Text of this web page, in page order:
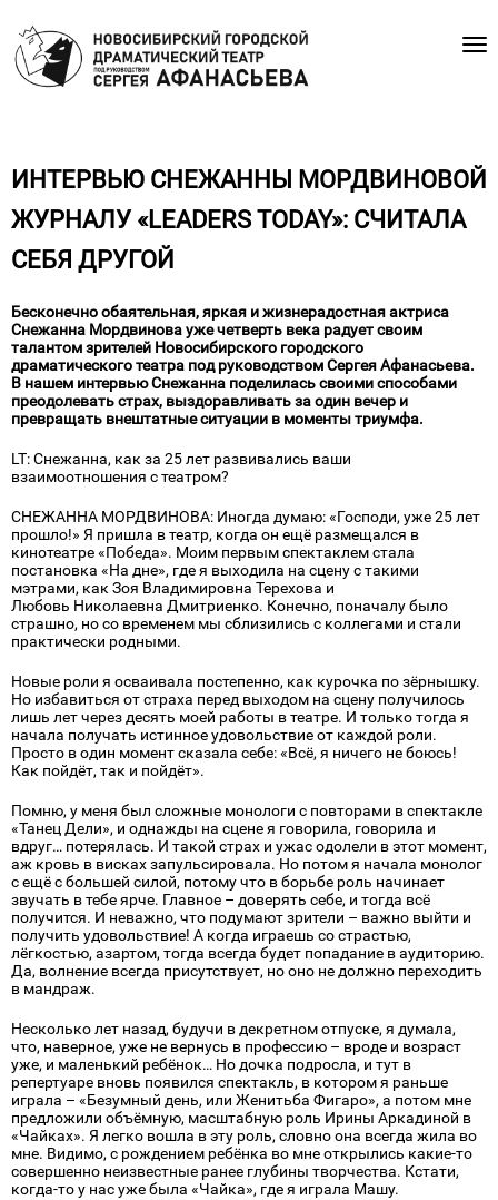
ИНТЕРВЬЮ СНЕЖАННЫ МОРДВИНОВОЙ
ЖУРНАЛУ «LEADERS TODAY»: СЧИТАЛА
СЕБЯ ДРУГОЙ
Бесконечно обаятельная, яркая и жизнерадостная актриса
Снежанна Мордвинова уже четверть века радует своим
талантом зрителей Новосибирского городского
драматического театра под руководством Сергея Афанасьева.
В нашем интервью Снежанна поделилась своими способами
преодолевать страх, выздоравливать за один вечер и
превращать внештатные ситуации в моменты триумфа.
LT: Снежанна, как за 25 лет развивались ваши
взаимоотношения с театром?
СНЕЖАННА МОРДВИНОВА: Иногда думаю: «Господи, уже 25 лет
прошло!» Я пришла в театр, когда он ещё размещался в
кинотеатре «Победа». Моим первым спектаклем стала
постановка «На дне», где я выходила на сцену с такими
мэтрами, как Зоя Владимировна Терехова и
Любовь Николаевна Дмитриенко. Конечно, поначалу было
страшно, но со временем мы сблизились с коллегами и стали
практически родными.
Новые роли я осваивала постепенно, как курочка по зёрнышку.
Но избавиться от страха перед выходом на сцену получилось
лишь лет через десять моей работы в театре. И только тогда я
начала получать истинное удовольствие от каждой роли.
Просто в один момент сказала себе: «Всё, я ничего не боюсь!
Как пойдёт, так и пойдёт».
Помню, у меня был сложные монологи с повторами в спектакле
«Танец Дели», и однажды на сцене я говорила, говорила и
вдруг… потерялась. И такой страх и ужас одолели в этот момент,
аж кровь в висках запульсировала. Но потом я начала монолог
с ещё с большей силой, потому что в борьбе роль начинает
звучать в тебе ярче. Главное – доверять себе, и тогда всё
получится. И неважно, что подумают зрители – важно выйти и
получить удовольствие! А когда играешь со страстью,
лёгкостью, азартом, тогда всегда будет попадание в аудиторию.
Да, волнение всегда присутствует, но оно не должно переходить
в мандраж.
Несколько лет назад, будучи в декретном отпуске, я думала,
что, наверное, уже не вернусь в профессию – вроде и возраст
уже, и маленький ребёнок… Но дочка подросла, и тут в
репертуаре вновь появился спектакль, в котором я раньше
играла – «Безумный день, или Женитьба Фигаро», а потом мне
предложили объёмную, масштабную роль Ирины Аркадиной в
«Чайках». Я легко вошла в эту роль, словно она всегда жила во
мне. Видимо, с рождением ребёнка во мне открылись какие-то
совершенно неизвестные ранее глубины творчества. Кстати,
когда-то у нас уже была «Чайка», где я играла Машу.